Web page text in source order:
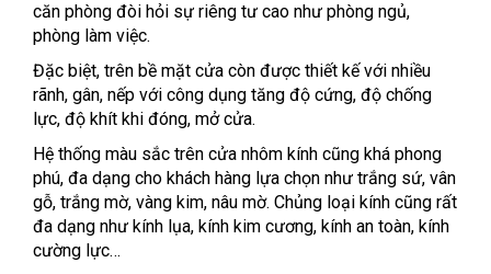
căn phòng đòi hỏi sự riêng tư cao như phòng ngủ,
phòng làm việc.
Đặc biệt, trên bề mặt cửa còn được thiết kế với nhiều
rãnh, gân, nếp với công dụng tăng độ cứng, độ chống
lực, độ khít khi đóng, mở cửa.
Hệ thống màu sắc trên cửa nhôm kính cũng khá phong
phú, đa dạng cho khách hàng lựa chọn như trắng sứ, vân
gỗ, trắng mờ, vàng kim, nâu mờ. Chủng loại kính cũng rất
đa dạng như kính lụa, kính kim cương, kính an toàn, kính
cường lực…